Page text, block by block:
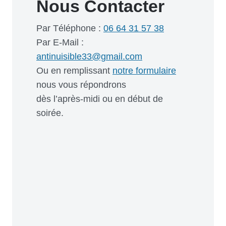
Nous Contacter
Par Téléphone : 06 64 31 57 38
Par E-Mail :
antinuisible33@gmail.com
Ou en remplissant notre formulaire
nous vous répondrons
dès l’après-midi ou en début de
soirée.